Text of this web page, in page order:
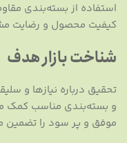
استفاده از بسته‌بندی
کیفیت محصول و رضایت
شناخت بازار هدف
تحقیق درباره نیازها و
و بسته‌بندی مناسب کمک
موفق و پر سود را تضمین